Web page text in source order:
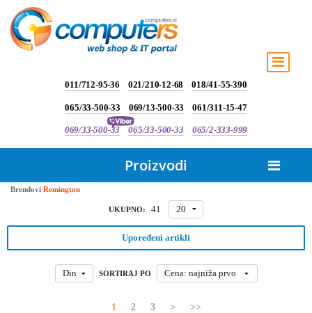
011/712-95-36 021/210-12-68 018/41-55-390
065/33-500-33 069/13-500-33 061/311-15-47
069/33-500-33 065/33-500-33 065/2-333-999
Proizvodi
Brendovi Remington
UKUPNO: 41 20
Upoređeni artikli
Din SORTIRAJ PO Cena: najniža prvo
1 2 3 > >>